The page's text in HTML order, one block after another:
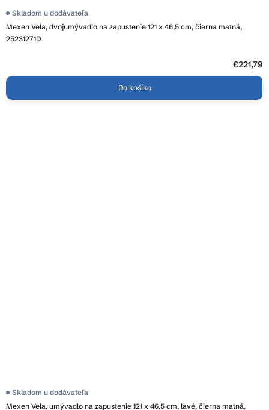
Mexen Vela, dvojumývadlo na zapustenie 121 x 46,5 cm, čierna matná,
25231271D
Skladom u dodávateľa
€221,79
Do košíka
Mexen Vela, umývadlo na zapustenie 121 x 46,5 cm, ľavé, čierna matná,
Skladom u dodávateľa